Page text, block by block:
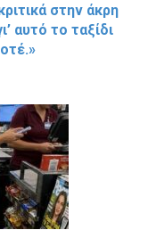
στην άκρη
αυτό το ταξίδι